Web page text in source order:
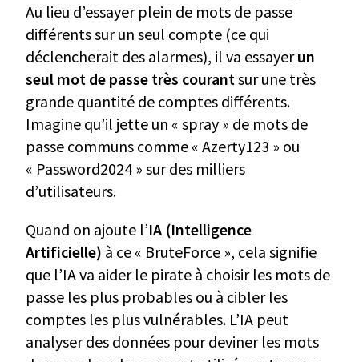
Au lieu d’essayer plein de mots de passe
différents sur un seul compte (ce qui
déclencherait des alarmes), il va essayerun
seul mot de passe très courant sur une très
grande quantité de comptes différents.
Imagine qu’il jette un « spray » de mots de
passe communs comme « Azerty123 » ou
« Password2024 » sur des milliers
d’utilisateurs.
Quand on ajoute l’IA (Intelligence
Artificielle) à ce « BruteForce », cela signifie
que l’IA va aider le pirate à choisir les mots de
passe les plus probables ou à cibler les
comptes les plus vulnérables. L’IA peut
analyser des données pour deviner les mots